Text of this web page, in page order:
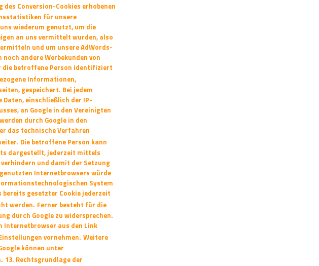
des Conversion-Cookies erhobenen
für unsere
wiederum genutzt, um die
an uns vermittelt wurden, also
und um unsere AdWords-
andere Werbekunden von
die betroffene Person identifiziert
Informationen,
gespeichert. Bei jedem
Daten, einschließlich der IP-
an Google in den Vereinigten
werden durch Google in den
das technischeVerfahren
Die betroffene Person kann
dargestellt, jederzeit mittels
und damit der Setzung
Internetbrowsers würde
System
bereits gesetzter Cookie jederzeit
werden. Ferner besteht für die
durch Google zu widersprechen.
Internetbrowser aus den Link
vornehmen. Weitere
können unter
13. Rechtsgrundlage der